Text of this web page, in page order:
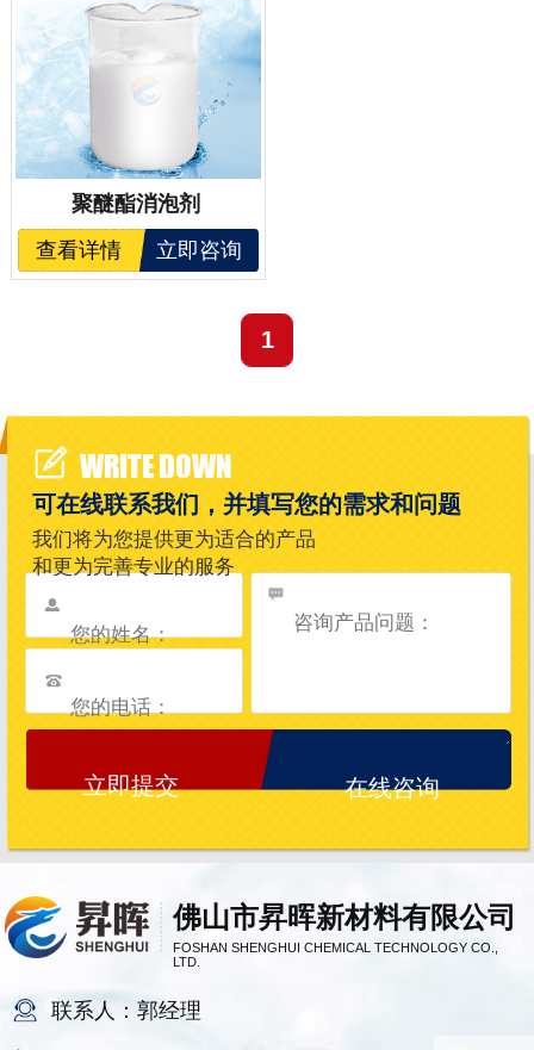
聚醚酯消泡剂
查看详情
立即咨询
1
佛山市昇晖新材料有限公司
FOSHAN SHENGHUI CHEMICAL TECHNOLOGY CO.,
LTD.
联系人：郭经理
WRITE DOWN
可在线联系我们，并填写您的需求和问题
我们将为您提供更为适合的产品
和更为完善专业的服务
在线咨询